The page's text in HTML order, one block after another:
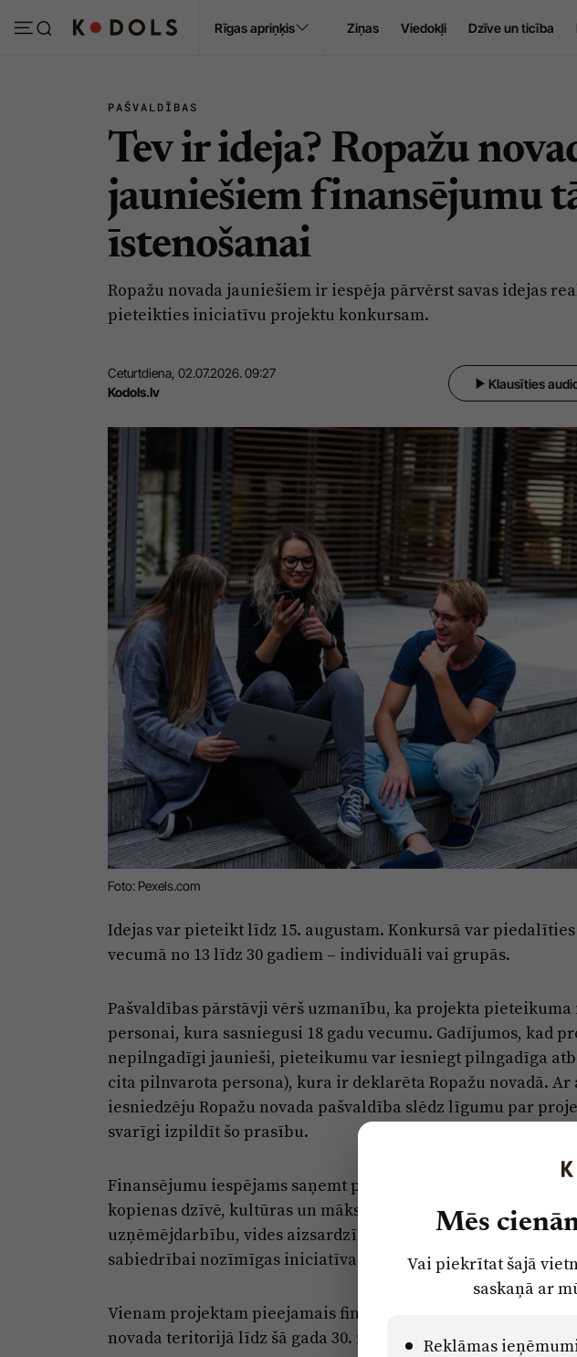
Rīgas apriņķis Ziņas Viedokļi Dzīve un ticība
PAŠVALDĪBAS
Tev ir ideja? Ropažu
jauniešiem finansējumu
īstenošanai
Ropažu novada jauniešiem ir iespēja pārvērst savas idejas
pieteikties iniciatīvu projektu konkursam.
Ceturtdiena, 02.07.2026. 09:27
Kodols.lv
Klausīties
Foto: Pexels.com
Idejas var pieteikt līdz 15. augustam. Konkursā var
vecumā no 13 līdz 30 gadiem – individuāli vai grupās.
Pašvaldības pārstāvji vērš uzmanību, ka projekta
personai, kura sasniegusi 18 gadu vecumu. Gadījumos, kad
nepilngadīgi jaunieši, pieteikumu var iesniegt pilngadīga
cita pilnvarota persona), kura ir deklarēta Ropažu novadā.
iesniedzēju Ropažu novada pašvaldība slēdz līgumu par
svarīgi izpildīt šo prasību.
Finansējumu iespējams saņemt projektiem, kas veicina
kopienas dzīvē, kultūras un mākslas aktivitātes, veselīgu un
uzņēmējdarbību, vides aizsardzību, brīvprātīgo darbu,
sabiedrībai nozīmīgas iniciatīvas.
Vienam projektam pieejamais finansējums ir līdz 300 eiro.
novada teritorijā līdz šā gada 30. novembrim, vēsta
Mēs
Vai piekrītat šajā
saskaņā ar
Reklāmas